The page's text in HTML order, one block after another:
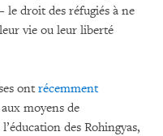
droit des réfugiés à ne
vie ou leur liberté
ont récemment
moyens de
des Rohingyas,